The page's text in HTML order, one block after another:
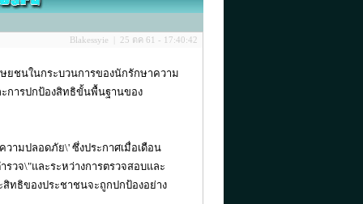
Blakessyie | 25 ตค 61 - 17:40:42
ยชนในกระบวนการของนักรักษาความ
การปกป้องสิทธิขั้นพื้นฐานของ
ามปลอดภัย\' ซึ่งประกาศเมื่อเดือน
จ\"และระหว่างการตรวจสอบและ
ทธิของประชาชนจะถูกปกป้องอย่าง